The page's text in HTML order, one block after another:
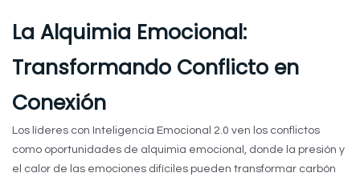
La Alquimia Emocional:
Transformando Conflicto en
Conexión
Los líderes con Inteligencia Emocional 2.0 ven los conflictos
como oportunidades de alquimia emocional, donde la presión y
el calor de las emociones difíciles pueden transformar carbón